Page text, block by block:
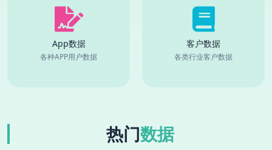
App数据
各种APP用户数据
客户数据
各类行业客户数据
热门数据